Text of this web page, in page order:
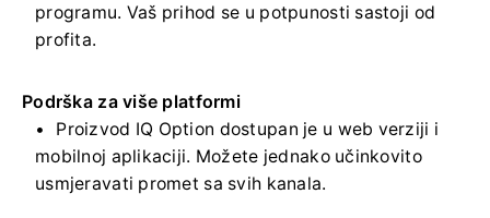
programu. Vaš prihod se u potpunosti sastoji od
profita.
Podrška za više platformi
Proizvod IQ Option dostupan je u web verziji i
mobilnoj aplikaciji. Možete jednako učinkovito
usmjeravati promet sa svih kanala.